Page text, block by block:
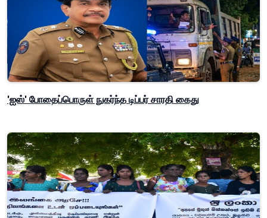
'ஐஸ்' போதைப்பொருள் நுகர்ந்த டிப்பர் சாரதி கைது